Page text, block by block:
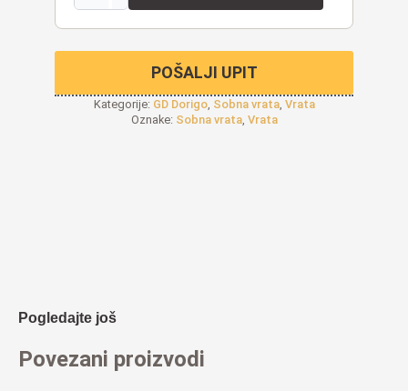
POŠALJI UPIT
Kategorije: GD Dorigo, Sobna vrata, Vrata
Oznake: Sobna vrata, Vrata
Pogledajte još
Povezani proizvodi